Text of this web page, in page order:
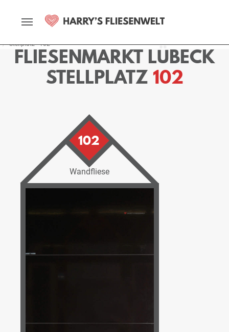
Stellplatz - 102
FLIESENMARKT LÜBECK
STELLPLATZ 102
102
Wandfliese